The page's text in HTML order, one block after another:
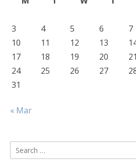
3
4 5 6 7
10
11 12 13
17
18 19 20 21
24
25 26 27
31
« Mar
Search
for: